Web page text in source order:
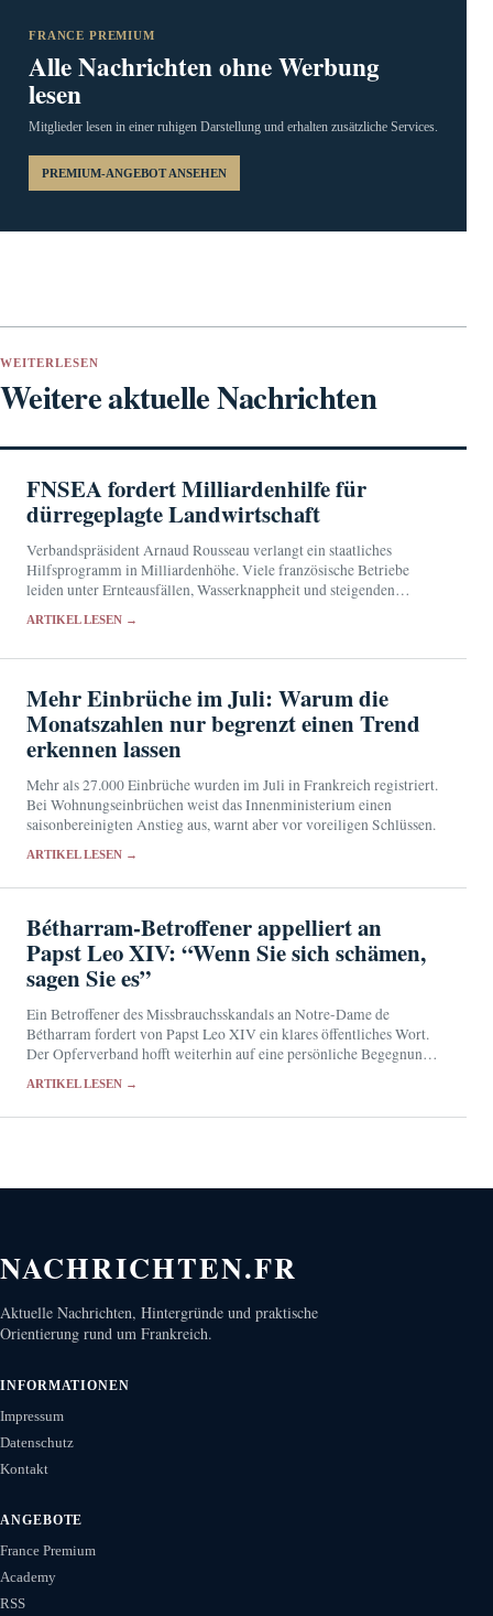
FRANCE PREMIUM
Alle Nachrichten ohne Werbung
lesen
Mitglieder lesen in einer ruhigen Darstellung und erhalten zusätzliche Services.
PREMIUM-ANGEBOT ANSEHEN
WEITERLESEN
Weitere aktuelle Nachrichten
FNSEA fordert Milliardenhilfe für
dürregeplagte Landwirtschaft
Verbandspräsident Arnaud Rousseau verlangt ein staatliches
Hilfsprogramm in Milliardenhöhe. Viele französische Betriebe
leiden unter Ernteausfällen, Wasserknappheit und steigenden
ARTIKEL LESEN →
Mehr Einbrüche im Juli: Warum die
Monatszahlen nur begrenzt einen Trend
erkennen lassen
Mehr als 27.000 Einbrüche wurden im Juli in Frankreich registriert.
Bei Wohnungseinbrüchen weist das Innenministerium einen
saisonbereinigten Anstieg aus, warnt aber vor voreiligen Schlüssen.
ARTIKEL LESEN →
Bétharram-Betroffener appelliert an
Papst Leo XIV: “Wenn Sie sich schämen,
sagen Sie es”
Ein Betroffener des Missbrauchsskandals an Notre-Dame de
Bétharram fordert von Papst Leo XIV ein klares öffentliches Wort.
Der Opferverband hofft weiterhin auf eine persönliche Begegnung
ARTIKEL LESEN →
NACHRICHTEN.FR
Aktuelle Nachrichten, Hintergründe und praktische
Orientierung rund um Frankreich.
INFORMATIONEN
Impressum
Datenschutz
Kontakt
ANGEBOTE
France Premium
Academy
RSS